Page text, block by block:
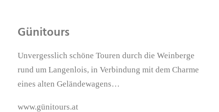
Günitours
Unvergesslich schöne Touren durch die Weinberge
rund um Langenlois, in Verbindung mit dem Charme
eines alten Geländewagens…
www.günitours.at